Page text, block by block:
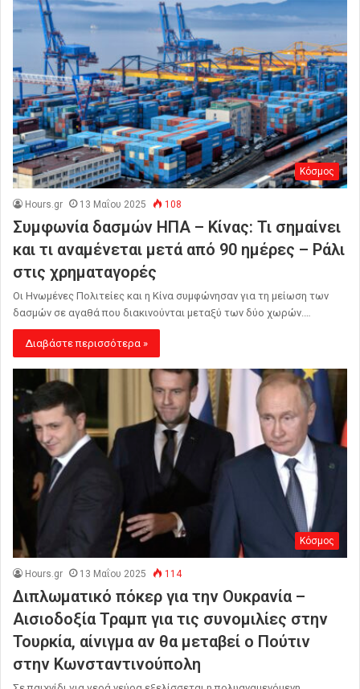
Κόσμος
Hours.gr 13 Μαΐου 2025 108
Συμφωνία δασμών ΗΠΑ – Κίνας: Τι σημαίνει
και τι αναμένεται μετά από 90 ημέρες – Ράλι
στις χρηματαγορές
Οι Ηνωμένες Πολιτείες και η Κίνα συμφώνησαν για τη μείωση των
δασμών σε αγαθά που διακινούνται μεταξύ των δύο χωρών.…
Διαβάστε περισσότερα »
Κόσμος
Hours.gr 13 Μαΐου 2025 114
Διπλωματικό πόκερ για την Ουκρανία –
Αισιοδοξία Τραμπ για τις συνομιλίες στην
Τουρκία, αίνιγμα αν θα μεταβεί ο Πούτιν
στην Κωνσταντινούπολη